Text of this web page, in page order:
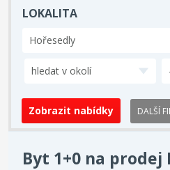
LOKALITA
hledat v okolí
DALŠÍ
Byt 1+0 na prodej